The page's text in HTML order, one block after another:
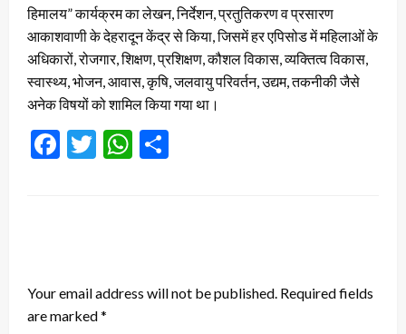
हिमालय” कार्यक्रम का लेखन, निर्देशन, प्रतुतिकरण व प्रसारण
आकाशवाणी के देहरादून केंद्र से किया, जिसमें हर एपिसोड में महिलाओं के
अधिकारों, रोजगार, शिक्षण, प्रशिक्षण, कौशल विकास, व्यक्तित्व विकास,
स्वास्थ्य, भोजन, आवास, कृषि, जलवायु परिवर्तन, उद्यम, तकनीकी जैसे
अनेक विषयों को शामिल किया गया था।
Facebook
TwitterWhatsApp
Your email address will not be published. Required fields
are marked*